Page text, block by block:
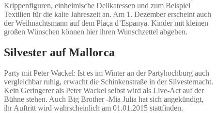
Krippenfiguren, einheimische Delikatessen und zum Beispiel
Textilien für die kalte Jahreszeit an. Am 1. Dezember erscheint auch
der Weihnachtsmann auf dem Plaça d’Espanya. Kinder mit kleinen
großen Wünschen können hier ihren Wunschzettel abgeben.
Silvester auf Mallorca
Party mit Peter Wackel: Ist es im Winter an der Partyhochburg auch
vergleichbar ruhig, erwacht die Schinkenstraße in der Silvesternacht.
Kein Geringerer als Peter Wackel selbst wird als Live-Act auf der
Bühne stehen. Auch Big Brother -Mia Julia hat sich angekündigt,
ihr Auftritt wird wahrscheinlich am 01.01.2015 stattfinden.